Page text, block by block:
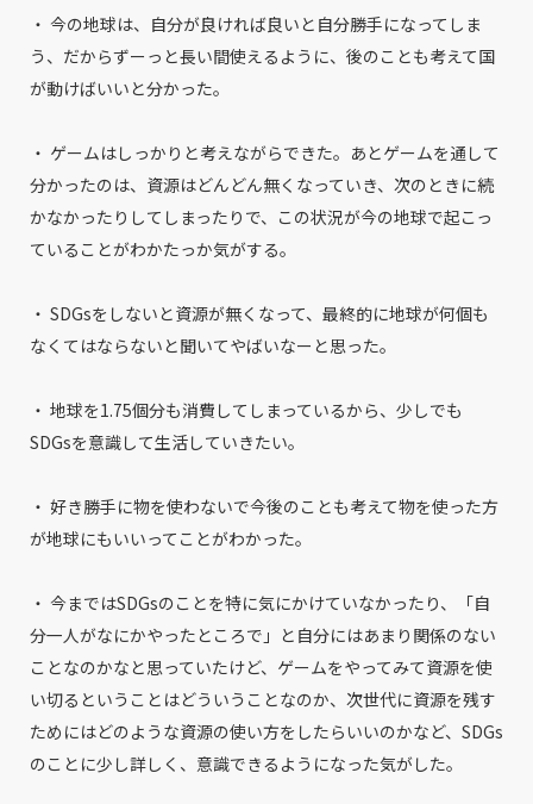
・ 今の地球は、自分が良ければ良いと自分勝手になってしま
う、だからずーっと長い間使えるように、後のことも考えて国
が動けばいいと分かった。
・ ゲームはしっかりと考えながらできた。あとゲームを通して
分かったのは、資源はどんどん無くなっていき、次のときに続
かなかったりしてしまったりで、この状況が今の地球で起こっ
ていることがわかたっか気がする。
・ SDGsをしないと資源が無くなって、最終的に地球が何個も
なくてはならないと聞いてやばいなーと思った。
・ 地球を1.75個分も消費してしまっているから、少しでも
SDGsを意識して生活していきたい。
・ 好き勝手に物を使わないで今後のことも考えて物を使った方
が地球にもいいってことがわかった。
・ 今まではSDGsのことを特に気にかけていなかったり、「自
分一人がなにかやったところで」と自分にはあまり関係のない
ことなのかなと思っていたけど、ゲームをやってみて資源を使
い切るということはどういうことなのか、次世代に資源を残す
ためにはどのような資源の使い方をしたらいいのかなど、SDGs
のことに少し詳しく、意識できるようになった気がした。